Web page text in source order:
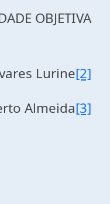
OBJETIVA
Lurine[2]
Almeida[3]